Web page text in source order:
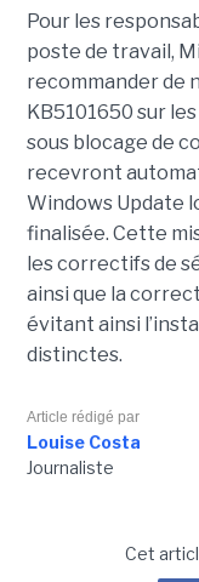
Pour les
poste de travail,
recommander de
KB5101650 sur
sous blocage de
recevront
Windows Update
finalisée. Cette
les correctifs de
ainsi que la
évitant ainsi
distinctes.
Article rédigé par
Louise Costa
Journaliste
Cet